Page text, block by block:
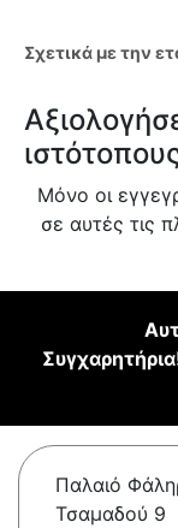
Σχετικά με την
Μόνο οι
σε αυτές τις
Παλαιό
Τσαμαδού 9